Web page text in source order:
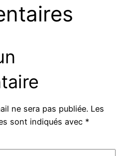
ne sera pas publiée. Les
sont indiqués avec *